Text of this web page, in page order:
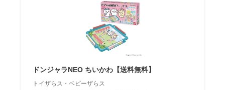
ドンジャラNEO ちいかわ【送料無料】
トイザらス・ベビーザらス